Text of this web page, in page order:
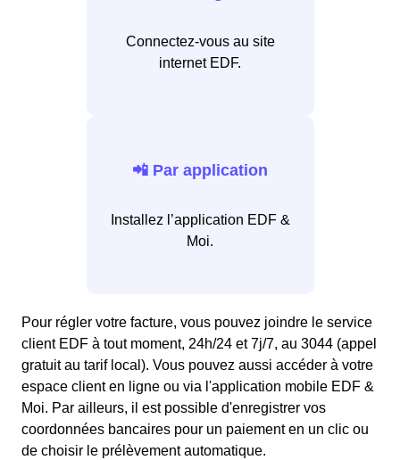
Connectez-vous au site
internet EDF.
📲 Par application
Installez l’application EDF &
Moi.
Pour régler votre facture, vous pouvez joindre le service
client EDF à tout moment, 24h/24 et 7j/7, au 3044 (appel
gratuit au tarif local). Vous pouvez aussi accéder à votre
espace client en ligne ou via l'application mobile EDF &
Moi. Par ailleurs, il est possible d'enregistrer vos
coordonnées bancaires pour un paiement en un clic ou
de choisir le prélèvement automatique.